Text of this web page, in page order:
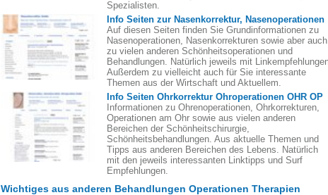
Spezialisten.
Info Seiten zur Nasenkorrektur, Nasenoperationen
Auf diesen Seiten finden Sie Grundinformationen zu
Nasenoperationen, Nasenkorrekturen sowie aber auch
zu vielen anderen Schönheitsoperationen und
Behandlungen. Natürlich jeweils mit
Außerdem zu vielleicht auch für Sie interessante
Themen aus der Wirtschaft und Aktuellem.
Info Seiten Ohrkorrektur Ohroperationen OHR OP
Informationen zu Ohrenoperationen, Ohrkorrekturen,
Operationen am Ohr sowie aus vielen anderen
Bereichen der Schönheitschirurgie,
Schönheitsbehandlungen. Aus aktuelle Themen und
Tipps aus anderen Bereichen des Lebens. Natürlich
mit den jeweils interessanten Linktipps und Surf
Empfehlungen.
Wichtiges aus anderen Behandlungen Operationen Therapien